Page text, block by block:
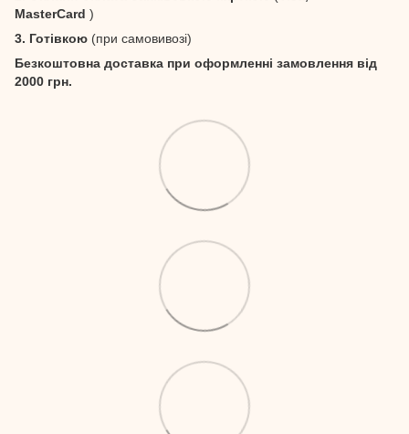
MasterCard )
3. Готівкою (при самовивозі)
Безкоштовна доставка при оформленні замовлення від
2000 грн.